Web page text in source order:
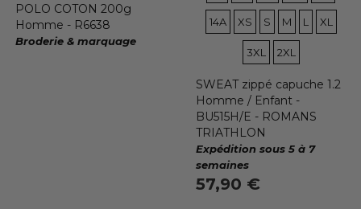
POLO COTON 200g
Homme - R6638
Broderie & marquage
14A
TAILLES
XS
TAILLES
S
TAILLES
M
TAILLES
L XL
3XL
TAILLES
2XL
SWEAT zippé capuche 1.2
Homme / Enfant -
BU515H/E - ROMANS
TRIATHLON
Expédition sous 5 à 7
semaines
57,90 €